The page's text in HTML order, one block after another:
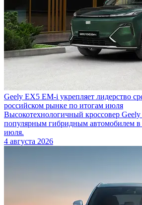
Geely EX5 EM-i укрепляет лидерство
российском рынке по итогам июля
Высокотехнологичный кроссовер
популярным гибридным автомобилем в
июля.
4 августа 2026